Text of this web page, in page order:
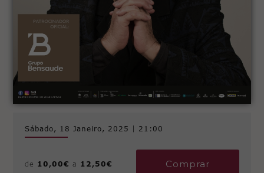
Sábado, 18 Janeiro, 2025 | 21:00
de 10,00€ a 12,50€ Comprar